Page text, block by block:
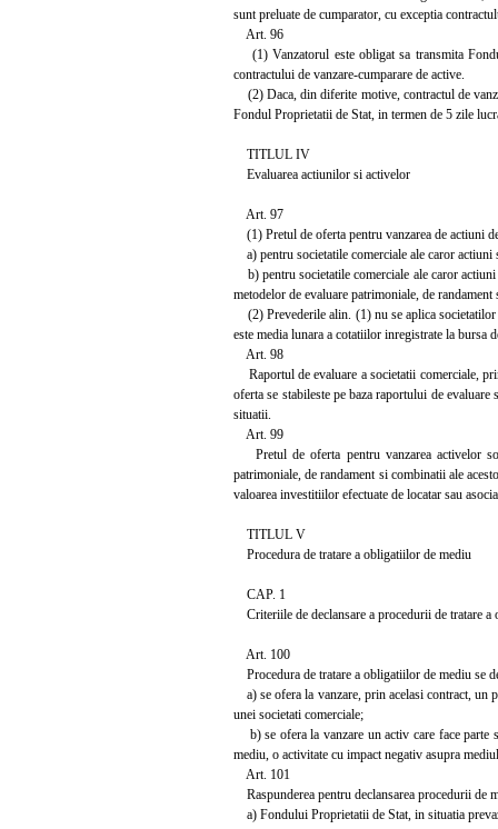
sunt preluate de cumparator, cu exceptia
Art. 96
(1) Vanzatorul este obligat sa transmita
contractului de vanzare-cumparare de active.
(2) Daca, din diferite motive, contractul de
Fondul Proprietatii de Stat, in termen de 5 zile
TITLUL IV
Evaluarea actiunilor si activelor
Art. 97
(1) Pretul de oferta pentru vanzarea de actiuni
a) pentru societatile comerciale ale caror
b) pentru societatile comerciale ale caror
metodelor de evaluare patrimoniale, de
(2) Prevederile alin. (1) nu se aplica societatilor
este media lunara a cotatiilor inregistrate la bursa
Art. 98
Raportul de evaluare a societatii comerciale,
oferta se stabileste pe baza raportului de
situatii.
Art. 99
Pretul de oferta pentru vanzarea activelor
patrimoniale, de randament si combinatii ale
valoarea investitiilor efectuate de locatar sau
TITLUL V
Procedura de tratare a obligatiilor de mediu
CAP. 1
Criteriile de declansare a procedurii de tratare a
Art. 100
Procedura de tratare a obligatiilor de mediu se
a) se ofera la vanzare, prin acelasi contract, un
unei societati comerciale;
b) se ofera la vanzare un activ care face parte
mediu, o activitate cu impact negativ asupra
Art. 101
Raspunderea pentru declansarea procedurii de
a) Fondului Proprietatii de Stat, in situatia